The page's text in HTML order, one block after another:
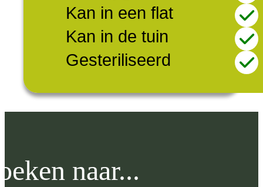
Kan in een flat
Kan in de tuin
Gesteriliseerd
naar...